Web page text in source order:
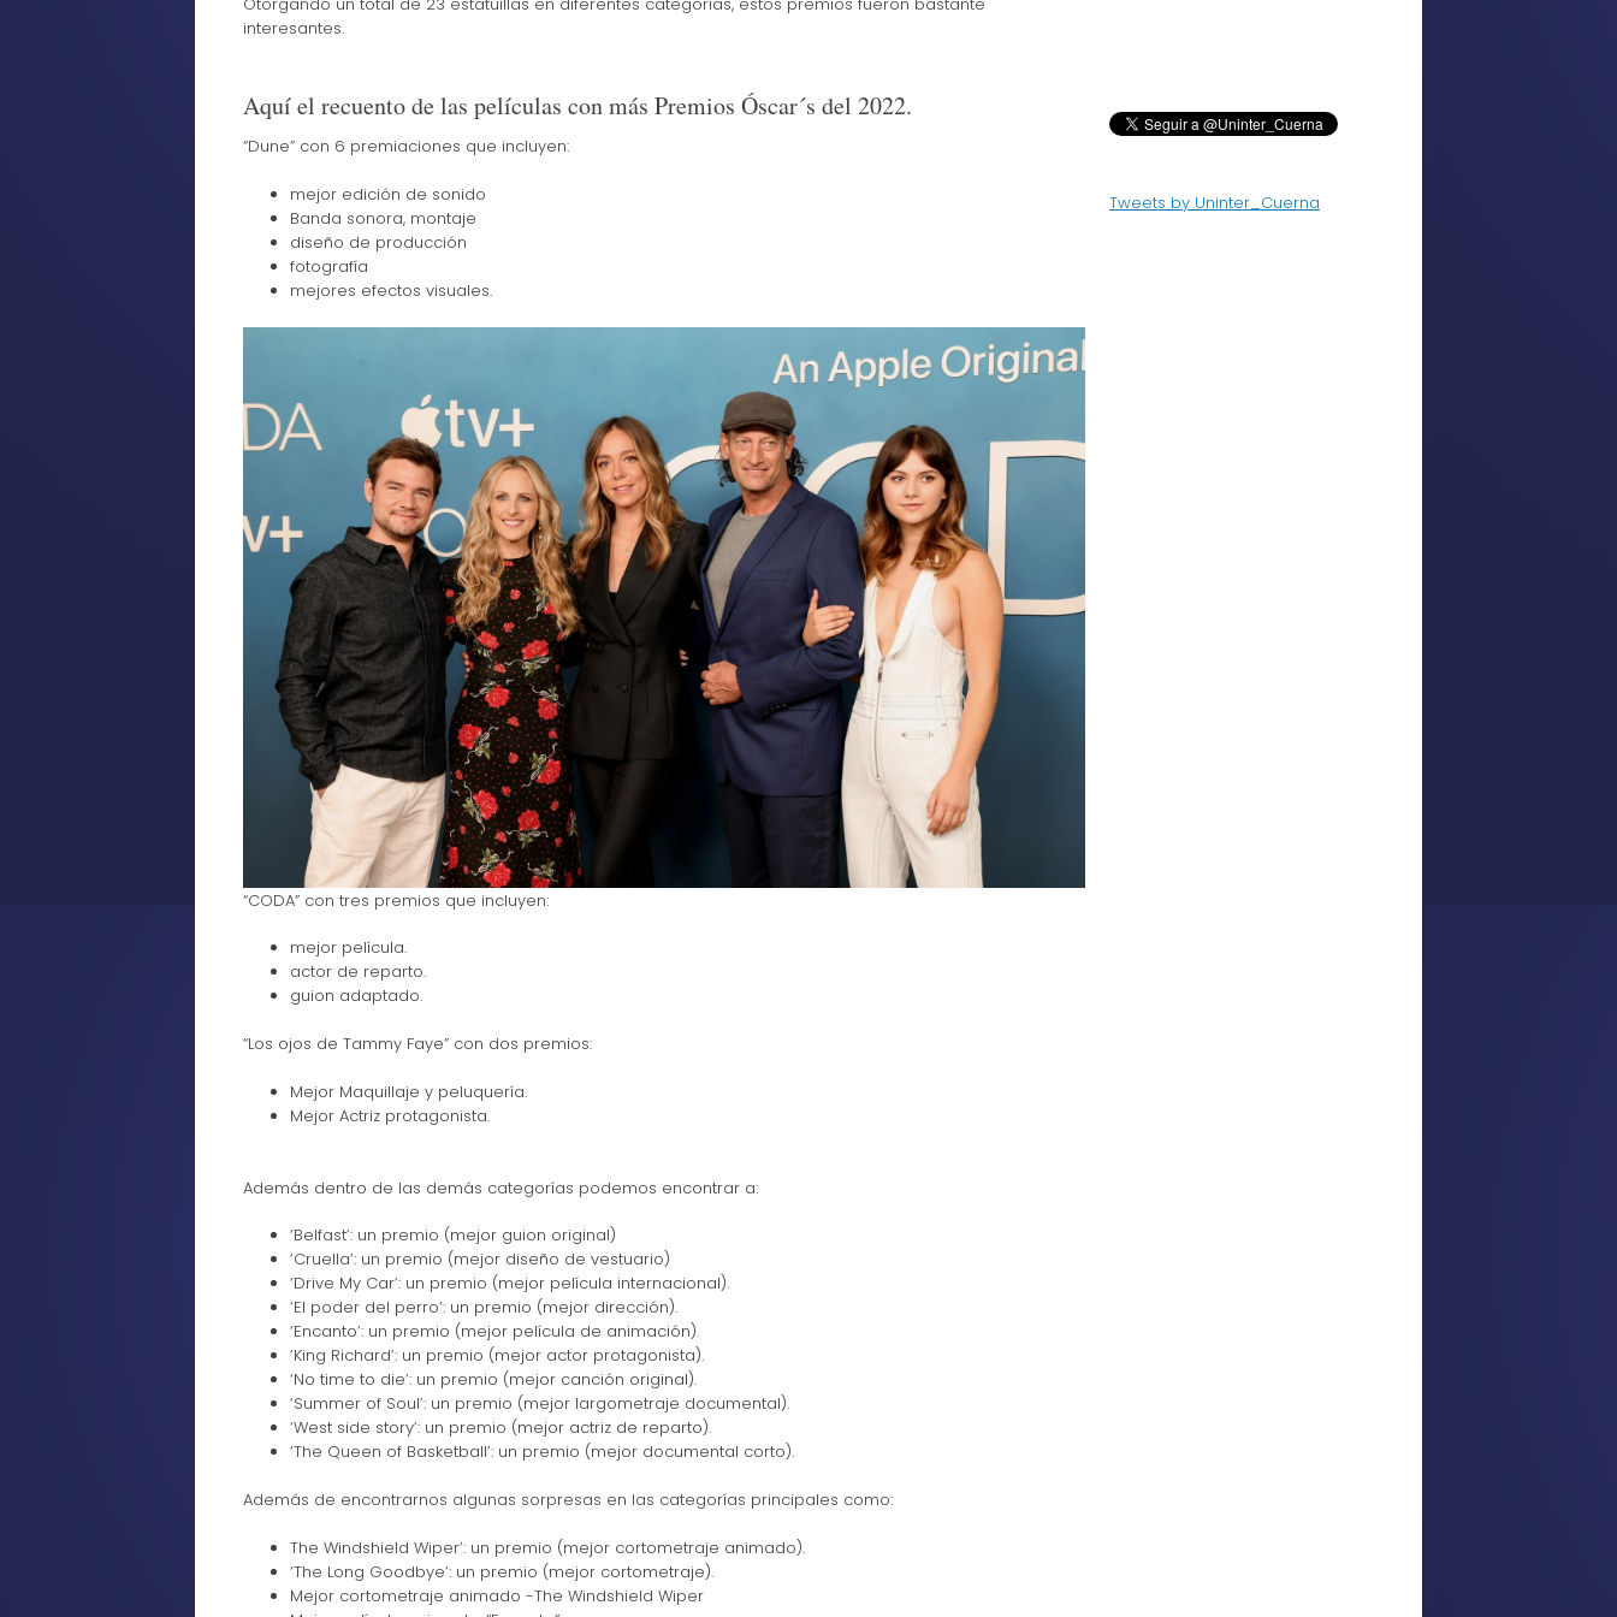
interesantes.
Aquí el recuento de las películas con más Premios Óscar´s del 2022.
“Dune” con 6 premiaciones que incluyen:
mejor edición de sonido
Banda sonora, montaje
diseño de producción
fotografía
mejores efectos visuales.
“CODA” con tres premios que incluyen:
mejor película.
actor de reparto.
guion adaptado.
“Los ojos de Tammy Faye” con dos premios:
Mejor Maquillaje y peluquería.
Mejor Actriz protagonista.
Además dentro de las demás categorías podemos encontrar a:
‘Belfast’: un premio (mejor guion original)
‘Cruella’: un premio (mejor diseño de vestuario)
‘Drive My Car’: un premio (mejor película internacional).
‘El poder del perro’: un premio (mejor dirección).
‘Encanto’: un premio (mejor película de animación).
‘King Richard’: un premio (mejor actor protagonista).
‘No time to die’: un premio (mejor canción original).
‘Summer of Soul’: un premio (mejor largometraje documental).
‘West side story’: un premio (mejor actriz de reparto).
‘The Queen of Basketball’: un premio (mejor documental corto).
Además de encontrarnos algunas sorpresas en las categorías principales como:
The Windshield Wiper’: un premio (mejor cortometraje animado).
‘The Long Goodbye’: un premio (mejor cortometraje).
Mejor cortometraje animado -The Windshield Wiper
Tweets by Uninter_Cuerna